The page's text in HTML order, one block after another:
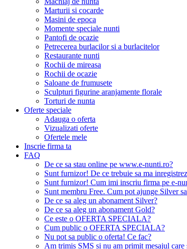
Marturii si cocarde
Masini de epoca
Momente speciale nunti
Pantofi de ocazie
Petrecerea burlacilor si a burlacitelor
Restaurante nunti
Rochii de mireasa
Rochii de ocazie
Saloane de frumusete
Sculpturi figurine aranjamente florale
Torturi de nunta
Oferte speciale
Adauga o oferta
Vizualizati oferte
Ofertele mele
Inscrie firma ta
FAQ
De ce sa stau online pe www.e-nunti.ro?
Sunt furnizor! De ce trebuie sa ma
Sunt furnizor! Cum imi inscriu firma pe e-
Sunt membru Free. Cum pot ajunge Silver
De ce sa aleg un abonament Silver?
De ce sa aleg un abonament Gold?
Ce este o OFERTA SPECIALA?
Cum public o OFERTA SPECIALA?
Nu pot sa public o oferta! Ce fac?
Am trimis SMS si nu am primit mesajul care